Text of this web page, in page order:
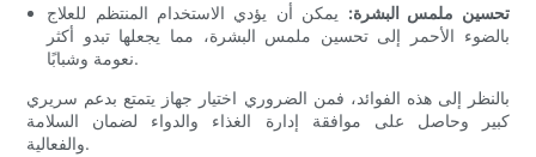
تحسين ملمس البشرة: يمكن أن يؤدي الاستخدام المنتظم للعلاج
بالضوء الأحمر إلى تحسين ملمس البشرة، مما يجعلها تبدو أكثر
نعومة وشبابًا.
بالنظر إلى هذه الفوائد، فمن الضروري اختيار جهاز يتمتع بدعم سريري
كبير وحاصل على موافقة إدارة الغذاء والدواء لضمان السلامة
والفعالية.